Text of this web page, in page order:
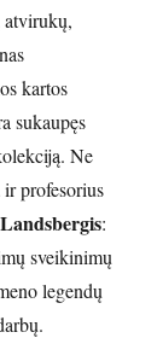
kartos
sukaupęs
Ne
profesorius
:
sveikinimų
legendų